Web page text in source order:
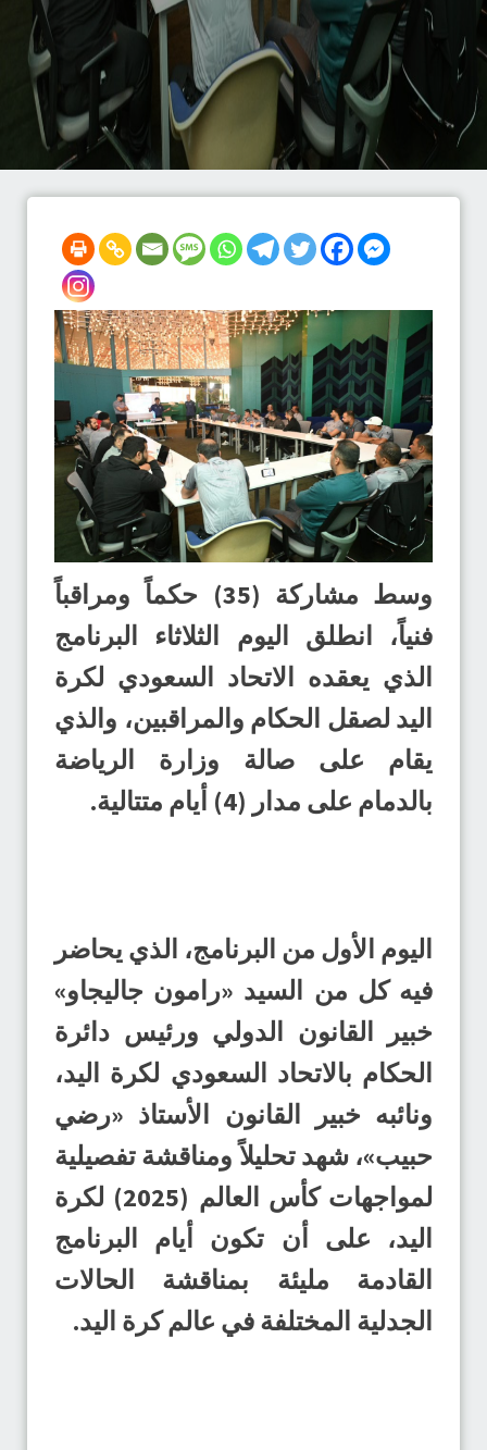
وسط مشاركة (35) حكماً ومراقباً
فنياً، انطلق اليوم الثلاثاء البرنامج
الذي يعقده الاتحاد السعودي لكرة
اليد لصقل الحكام والمراقبين، والذي
يقام على صالة وزارة الرياضة
بالدمام على مدار (4) أيام متتالية.
اليوم الأول من البرنامج، الذي يحاضر
فيه كل من السيد «رامون جاليجاو»
خبير القانون الدولي ورئيس دائرة
الحكام بالاتحاد السعودي لكرة اليد،
ونائبه خبير القانون الأستاذ «رضي
حبيب»، شهد تحليلاً ومناقشة تفصيلية
لمواجهات كأس العالم (2025) لكرة
اليد، على أن تكون أيام البرنامج
القادمة مليئة بمناقشة الحالات
الجدلية المختلفة في عالم كرة اليد.